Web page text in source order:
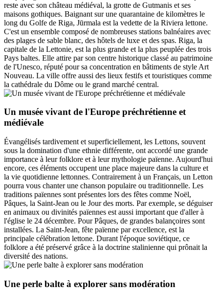
reste avec son château médiéval, la grotte de Gutmanis et ses
maisons gothiques. Baignant sur une quarantaine de kilomètres le
long du Golfe de Riga, Jūrmala est la vedette de la Riviera lettone.
C'est un ensemble composé de nombreuses stations balnéaires avec
des plages de sable blanc, des hôtels de luxe et des spas. Riga, la
capitale de la Lettonie, est la plus grande et la plus peuplée des trois
Pays baltes. Elle attire par son centre historique classé au patrimoine
de l'Unesco, réputé pour sa concentration en bâtiments de style Art
Nouveau. La ville offre aussi des lieux festifs et touristiques comme
la cathédrale du Dôme ou le grand marché central.
Un musée vivant de l'Europe préchrétienne et
médiévale
Évangélisés tardivement et superficiellement, les Lettons, souvent
sous la domination d'une ethnie différente, ont accordé une grande
importance à leur folklore et à leur mythologie païenne. Aujourd'hui
encore, ces éléments occupent une place majeure dans la culture et
la vie quotidienne lettonnes. Contrairement à un Français, un Letton
pourra vous chanter une chanson populaire ou traditionnelle. Les
traditions païennes sont présentes lors des fêtes comme Noël,
Pâques, la Saint-Jean ou le Jour des morts. Par exemple, se déguiser
en animaux ou divinités païennes est aussi important que d'aller à
l'église le 24 décembre. Pour Pâques, de grandes balançoires sont
installées. La Saint-Jean, fête païenne par excellence, est la
principale célébration lettone. Durant l'époque soviétique, ce
folklore a été préservé grâce à la doctrine stalinienne qui prônait la
diversité des nations.
Une perle balte à explorer sans modération